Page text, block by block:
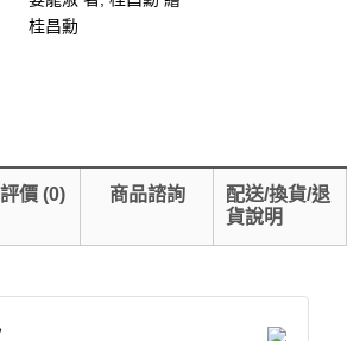
桂昌勳
價 (0) 商品諮詢
配送/換貨/退
貨說明